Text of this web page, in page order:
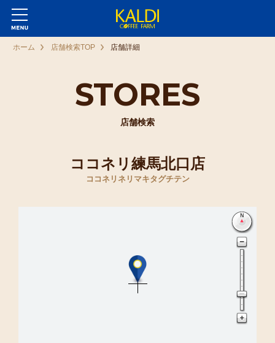
STORES
店舗検索
ホーム 店舗検索TOP 店舗詳細
ココネリ練馬北口店
ココネリネリマキタグチテン